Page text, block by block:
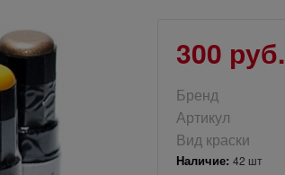
300 руб.
Бренд
Артикул
Вид краски
Наличие: 42 шт